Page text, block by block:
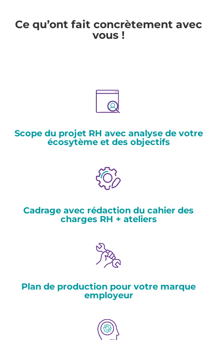
Ce qu’ont fait concrètement avec
vous !
Scope du projet RH avec analyse de votre
écosytème et des objectifs
Cadrage avec rédaction du cahier des
charges RH + ateliers
Plan de production pour votre marque
employeur